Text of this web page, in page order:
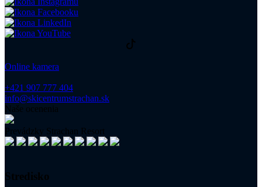
Online kamera
+421 907 777 404
info@skicentrumstrachan.sk
Naše ocenenia
Prevádzky Strachan Resort
Stredisko